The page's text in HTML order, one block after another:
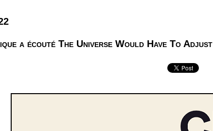
a écouté The Universe Would Have To Adjust